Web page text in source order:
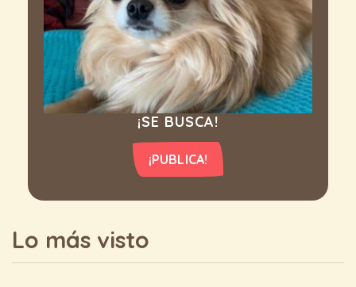
¡SE BUSCA!
¡PUBLICA!
Lo más visto